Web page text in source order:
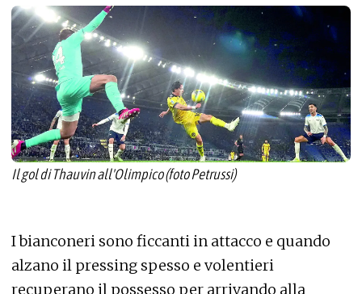
Il gol di Thauvin all'Olimpico (foto Petrussi)
I bianconeri sono ficcanti in attacco e quando
alzano il pressing spesso e volentieri
recuperano il possesso per arrivando alla